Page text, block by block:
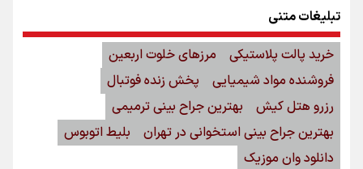
تبلیغات متنی
خرید پالت پلاستیکی
مرزهای خلوت اربعین
فروشنده مواد شیمیایی
پخش زنده فوتبال
رزرو هتل کیش
بهترین جراح بینی ترمیمی
بهترین جراح بینی استخوانی در تهران
بلیط اتوبوس
دانلود وان موزیک